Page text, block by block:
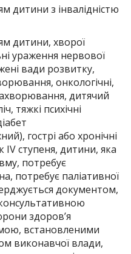
дитини з інвалідністю
дитини, хворої
ураження нервової
вади розвитку,
онкологічні,
дитячий
тяжкі психічні
гострі або хронічні
ступеня, дитини, яка
потребує
потребує паліативної
документом,
здоров’я
встановленими
виконавчої влади,